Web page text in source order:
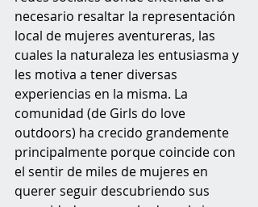
necesario resaltar la representación
local de mujeres aventureras, las
cuales la naturaleza les entusiasma y
les motiva a tener diversas
experiencias en la misma. La
comunidad (de Girls do love
outdoors) ha crecido grandemente
principalmente porque coincide con
el sentir de miles de mujeres en
querer seguir descubriendo sus